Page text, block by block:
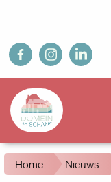
Overslaan
en
naar
inhoud
gaan
fb ig in
Main
navigation
Kruimelpad
Home Nieuws